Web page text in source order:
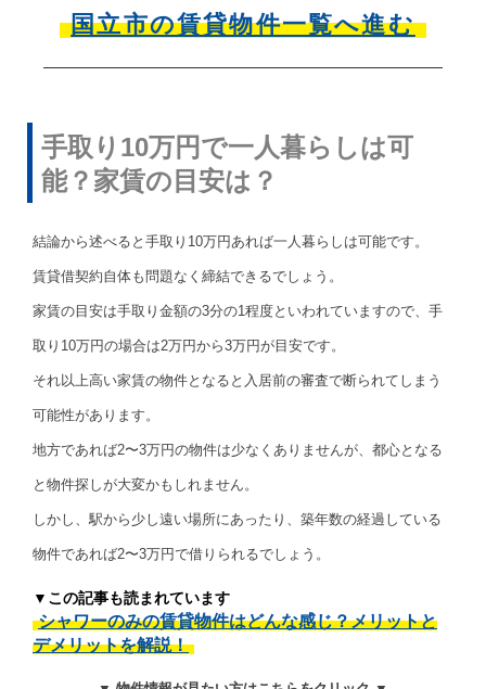
国立市の賃貸物件一覧へ進む
手取り10万円で一人暮らしは可
能？家賃の目安は？
結論から述べると手取り10万円あれば一人暮らしは可能です。
賃貸借契約自体も問題なく締結できるでしょう。
家賃の目安は手取り金額の3分の1程度といわれていますので、手
取り10万円の場合は2万円から3万円が目安です。
それ以上高い家賃の物件となると入居前の審査で断られてしまう
可能性があります。
地方であれば2〜3万円の物件は少なくありませんが、都心となる
と物件探しが大変かもしれません。
しかし、駅から少し遠い場所にあったり、築年数の経過している
物件であれば2〜3万円で借りられるでしょう。
▼この記事も読まれています
シャワーのみの賃貸物件はどんな感じ？メリットと
デメリットを解説！